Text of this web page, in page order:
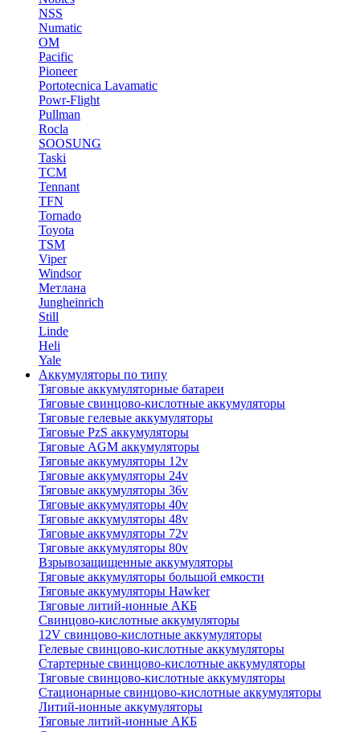
NSS
Numatic
OM
Pacific
Pioneer
Portotecnica Lavamatic
Powr-Flight
Pullman
Rocla
SOOSUNG
Taski
TCM
Tennant
TFN
Tornado
Toyota
TSM
Viper
Windsor
Метлана
Jungheinrich
Still
Linde
Heli
Yale
Аккумуляторы по типу
Тяговые аккумуляторные батареи
Тяговые свинцово-кислотные аккумуляторы
Тяговые гелевые аккумуляторы
Тяговые PzS аккумуляторы
Тяговые AGM аккумуляторы
Тяговые аккумуляторы 12v
Тяговые аккумуляторы 24v
Тяговые аккумуляторы 36v
Тяговые аккумуляторы 40v
Тяговые аккумуляторы 48v
Тяговые аккумуляторы 72v
Тяговые аккумуляторы 80v
Взрывозащищенные аккумуляторы
Тяговые аккумуляторы большой емкости
Тяговые аккумуляторы Hawker
Тяговые литий-ионные АКБ
Свинцово-кислотные аккумуляторы
12V свинцово-кислотные аккумуляторы
Гелевые свинцово-кислотные аккумуляторы
Стартерные свинцово-кислотные аккумуляторы
Тяговые свинцово-кислотные аккумуляторы
Стационарные свинцово-кислотные аккумуляторы
Литий-ионные аккумуляторы
Тяговые литий-ионные АКБ